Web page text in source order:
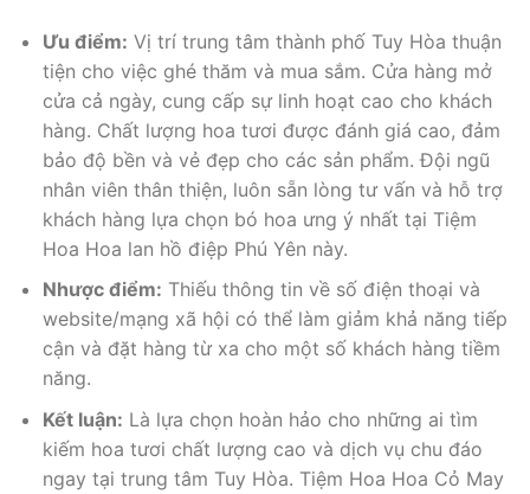
Ưu điểm: Vị trí trung tâm thành phố Tuy Hòa thuận
tiện cho việc ghé thăm và mua sắm. Cửa hàng mở
cửa cả ngày, cung cấp sự linh hoạt cao cho khách
hàng. Chất lượng hoa tươi được đánh giá cao, đảm
bảo độ bền và vẻ đẹp cho các sản phẩm. Đội ngũ
nhân viên thân thiện, luôn sẵn lòng tư vấn và hỗ trợ
khách hàng lựa chọn bó hoa ưng ý nhất tại Tiệm
Hoa Hoa lan hồ điệp Phú Yên này.
Nhược điểm: Thiếu thông tin về số điện thoại và
website/mạng xã hội có thể làm giảm khả năng tiếp
cận và đặt hàng từ xa cho một số khách hàng tiềm
năng.
Kết luận: Là lựa chọn hoàn hảo cho những ai tìm
kiếm hoa tươi chất lượng cao và dịch vụ chu đáo
ngay tại trung tâm Tuy Hòa. Tiệm Hoa Hoa Cỏ May